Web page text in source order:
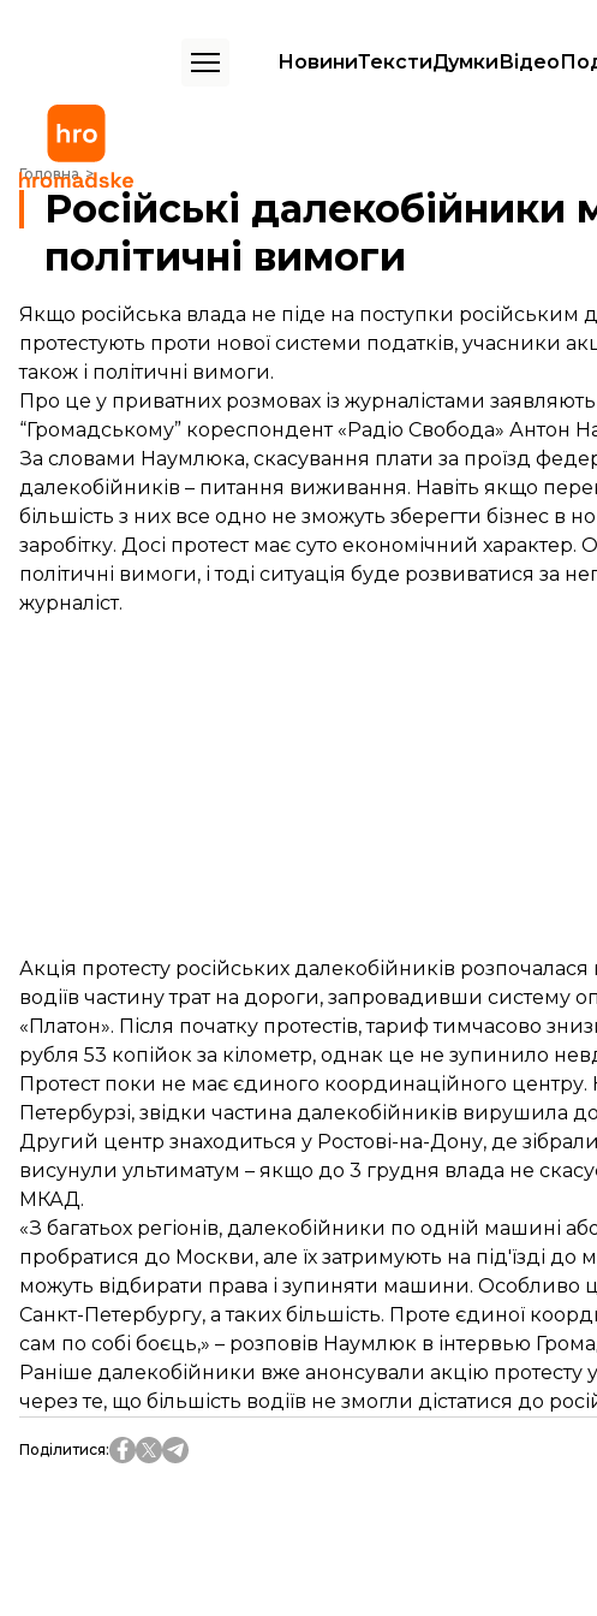
НовиниТекстиДумкиВідео
Головна
Російські далекобійники можуть висунути політичні вимоги
Російські
політичні вимоги
Якщо російська влада не піде на поступки російським
протестують проти нової системи податків, учасники
також і політичні вимоги.
Про це у приватних розмовах із журналістами заявляють
“Громадському” кореспондент «Радіо Свобода» Антон
За словами Наумлюка, скасування плати за проїзд
далекобійників – питання виживання. Навіть якщо
більшість з них все одно не зможуть зберегти бізнес в
заробітку. Досі протест має суто економічний
політичні вимоги, і тоді ситуація буде розвиватися за
журналіст.
Акція протесту російських далекобійників
водіїв частину трат на дороги, запровадивши систему
«Платон». Після початку протестів, тариф тимчасово
рубля 53 копійок за кілометр, однак це не зупинило
Протест поки не має єдиного координаційного центру.
Петербурзі, звідки частина далекобійників вирушила
Другий центр знаходиться у Ростові-на-Дону, де
висунули ультиматум – якщо до 3 грудня влада не
МКАД.
«З багатьох регіонів, далекобійники по одній машині
пробратися до Москви, але їх затримують на під'їзді до
можуть відбирати права і зупиняти машини. Особливо це
Санкт-Петербургу, а таких більшість. Проте єдиної
сам по собі боєць,» – розповів Наумлюк в інтервью
Раніше далекобійники вже анонсували акцію протесту
через те, що більшість водіїв не змогли дістатися до
Поділитися: